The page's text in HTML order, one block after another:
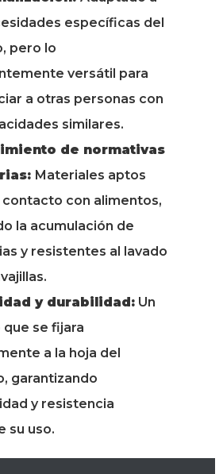
específicas del
pero lo
versátil para
a otras personas con
similares.
de normativas
Materiales aptos
contacto con alimentos,
la acumulación de
y resistentes al lavado
y durabilidad: Un
que se fijara
a la hoja del
garantizando
y resistencia
su uso.